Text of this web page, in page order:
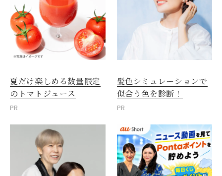
夏だけ楽しめる数量限定
のトマトジュース
PR
髪色シミュレーションで
似合う色を診断！
PR